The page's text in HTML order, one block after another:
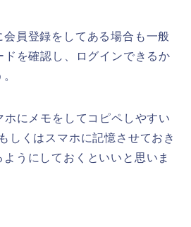
員登録をしてある場合も一般
を確認し、ログインできるか
ホにメモをしてコピペしやすい
しくはスマホに記憶させておき
うにしておくといいと思いま